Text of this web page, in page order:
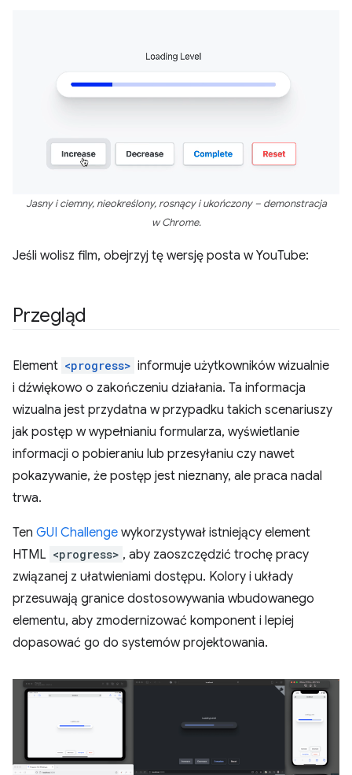
Jasny i ciemny, nieokreślony, rosnący i ukończony – demonstracja
w Chrome.
Jeśli wolisz film, obejrzyj tę wersję posta w YouTube:
Przegląd
Element <progress> informuje użytkowników wizualnie
i dźwiękowo o zakończeniu działania. Ta informacja
wizualna jest przydatna w przypadku takich scenariuszy
jak postęp w wypełnianiu formularza, wyświetlanie
informacji o pobieraniu lub przesyłaniu czy nawet
pokazywanie, że postęp jest nieznany, ale praca nadal
trwa.
Ten GUI Challenge wykorzystywał istniejący element
HTML <progress> , aby zaoszczędzić trochę pracy
związanej z ułatwieniami dostępu. Kolory i układy
przesuwają granice dostosowywania wbudowanego
elementu, aby zmodernizować komponent i lepiej
dopasować go do systemów projektowania.